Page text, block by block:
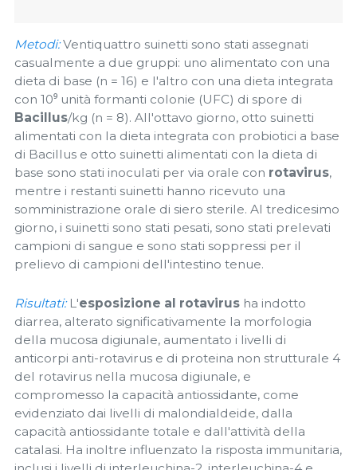
Metodi:Ventiquattro suinetti sono stati assegnati
casualmente a due gruppi: uno alimentato con una
dieta di base (n = 16) e l'altro con una dieta integrata
con 10⁹ unità formanti colonie (UFC) di spore di
Bacillus/kg (n = 8). All'ottavo giorno, otto suinetti
alimentati con la dieta integrata con probiotici a base
di Bacillus e otto suinetti alimentati con la dieta di
base sono stati inoculati per via orale con rotavirus,
mentre i restanti suinetti hanno ricevuto una
somministrazione orale di siero sterile. Al tredicesimo
giorno, i suinetti sono stati pesati, sono stati prelevati
campioni di sangue e sono stati soppressi per il
prelievo di campioni dell'intestino tenue.
Risultati: L'esposizione al rotavirus ha indotto
diarrea, alterato significativamente la morfologia
della mucosa digiunale, aumentato i livelli di
anticorpi anti-rotavirus e di proteina non strutturale 4
del rotavirus nella mucosa digiunale, e
compromesso la capacità antiossidante, come
evidenziato dai livelli di malondialdeide, dalla
capacità antiossidante totale e dall'attività della
catalasi. Ha inoltre influenzato la risposta immunitaria,